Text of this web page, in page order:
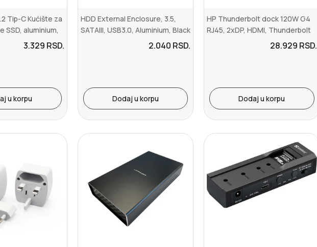
Tip-C Kućište za
SSD, aluminium,
3.329 RSD.
u korpu
HDD External Enclosure, 3.5,
SATAIII, USB3.0, Aluminium, Black
2.040 RSD.
Dodaj u korpu
HP Thunderbolt dock 120W G4
RJ45, 2xDP, HDMI, Thunderbolt
28.929 RSD.
Dodaj u korpu